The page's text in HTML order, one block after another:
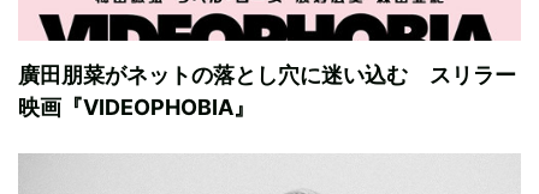
廣田朋菜がネットの落とし穴に迷い込む スリラー
映画『VIDEOPHOBIA』